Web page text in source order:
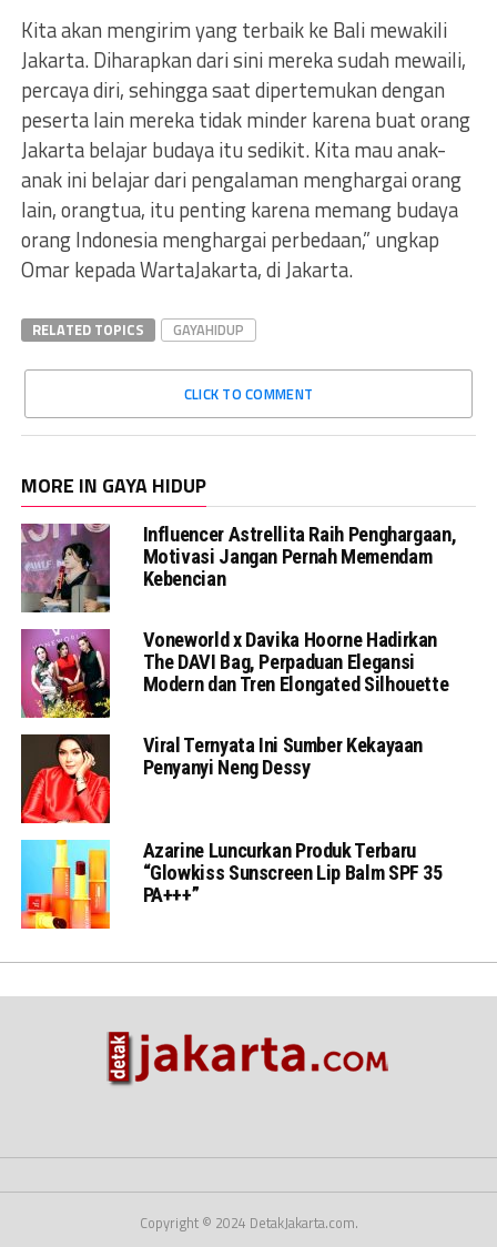
Kita akan mengirim yang terbaik ke Bali mewakili
Jakarta. Diharapkan dari sini mereka sudah mewaili,
percaya diri, sehingga saat dipertemukan dengan
peserta lain mereka tidak minder karena buat orang
Jakarta belajar budaya itu sedikit. Kita mau anak-
anak ini belajar dari pengalaman menghargai orang
lain, orangtua, itu penting karena memang budaya
orang Indonesia menghargai perbedaan,” ungkap
Omar kepada WartaJakarta, di Jakarta.
RELATED TOPICS GAYAHIDUP
CLICK TO COMMENT
MORE IN GAYA HIDUP
Influencer Astrellita Raih Penghargaan,
Motivasi Jangan Pernah Memendam
Kebencian
Voneworld x Davika Hoorne Hadirkan
The DAVI Bag, Perpaduan Elegansi
Modern dan Tren Elongated Silhouette
Viral Ternyata Ini Sumber Kekayaan
Penyanyi Neng Dessy
Azarine Luncurkan Produk Terbaru
“Glowkiss Sunscreen Lip Balm SPF 35
PA+++”
Copyright © 2024 DetakJakarta.com.